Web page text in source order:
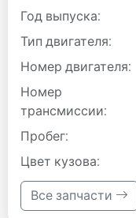
Год выпуска:
Тип двигателя:
Номер двигателя:
Номер
трансмиссии:
Пробег:
Цвет кузова:
Все запчасти